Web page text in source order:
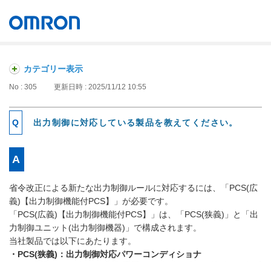
カテゴリー表示
No : 305 更新日時 : 2025/11/12 10:55
出力制御に対応している製品を教えてください。
省令改正による新たな出力制御ルールに対応するには、「PCS(広
義)【出力制御機能付PCS】」が必要です。
「PCS(広義)【出力制御機能付PCS】」は、「PCS(狭義)」と「出
力制御ユニット(出力制御機器)」で構成されます。
当社製品では以下にあたります。
・PCS(狭義)：出力制御対応パワーコンディショナ